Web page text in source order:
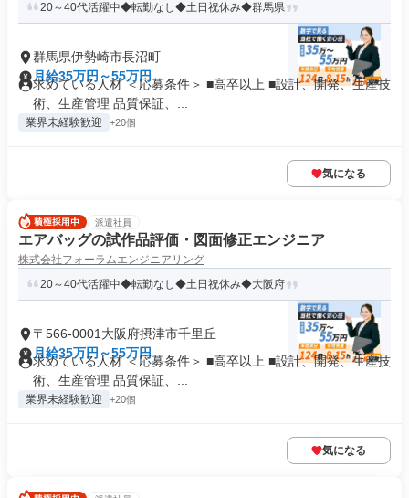
20～40代活躍中◆転勤なし◆土日祝休み◆群馬県
群馬県伊勢崎市長沼町
月給35万円～55万円
求めている人材 ＜応募条件＞ ■高卒以上 ■設計、開発、生産技
術、生産管理 品質保証、...
業界未経験歓迎 +20個
気になる
派遣社員
エアバッグの試作品評価・図面修正エンジニア
株式会社フォーラムエンジニアリング
20～40代活躍中◆転勤なし◆土日祝休み◆大阪府
〒566-0001大阪府摂津市千里丘
月給35万円～55万円
求めている人材 ＜応募条件＞ ■高卒以上 ■設計、開発、生産技
術、生産管理 品質保証、...
業界未経験歓迎 +20個
気になる